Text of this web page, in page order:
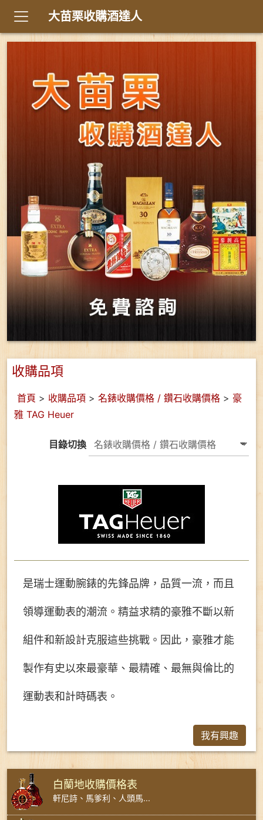
大苗栗收購酒達人
收購品項
首頁 > 收購品項 > 名錶收購價格 / 鑽石收購價格 > 豪
雅 TAG Heuer
目錄切換
是瑞士運動腕錶的先鋒品牌，品質一流，而且
領導運動表的潮流。精益求精的豪雅不斷以新
組件和新設計克服這些挑戰。因此，豪雅才能
製作有史以來最豪華、最精確、最無與倫比的
運動表和計時碼表。
我有興趣
白蘭地收購價格表
軒尼詩、馬爹利、人頭馬...